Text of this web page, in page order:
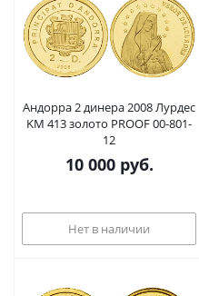
Андорра 2 динера 2008 Лурдес
KM 413 золото PROOF 00-801-
12
10 000руб.
Нет в наличии